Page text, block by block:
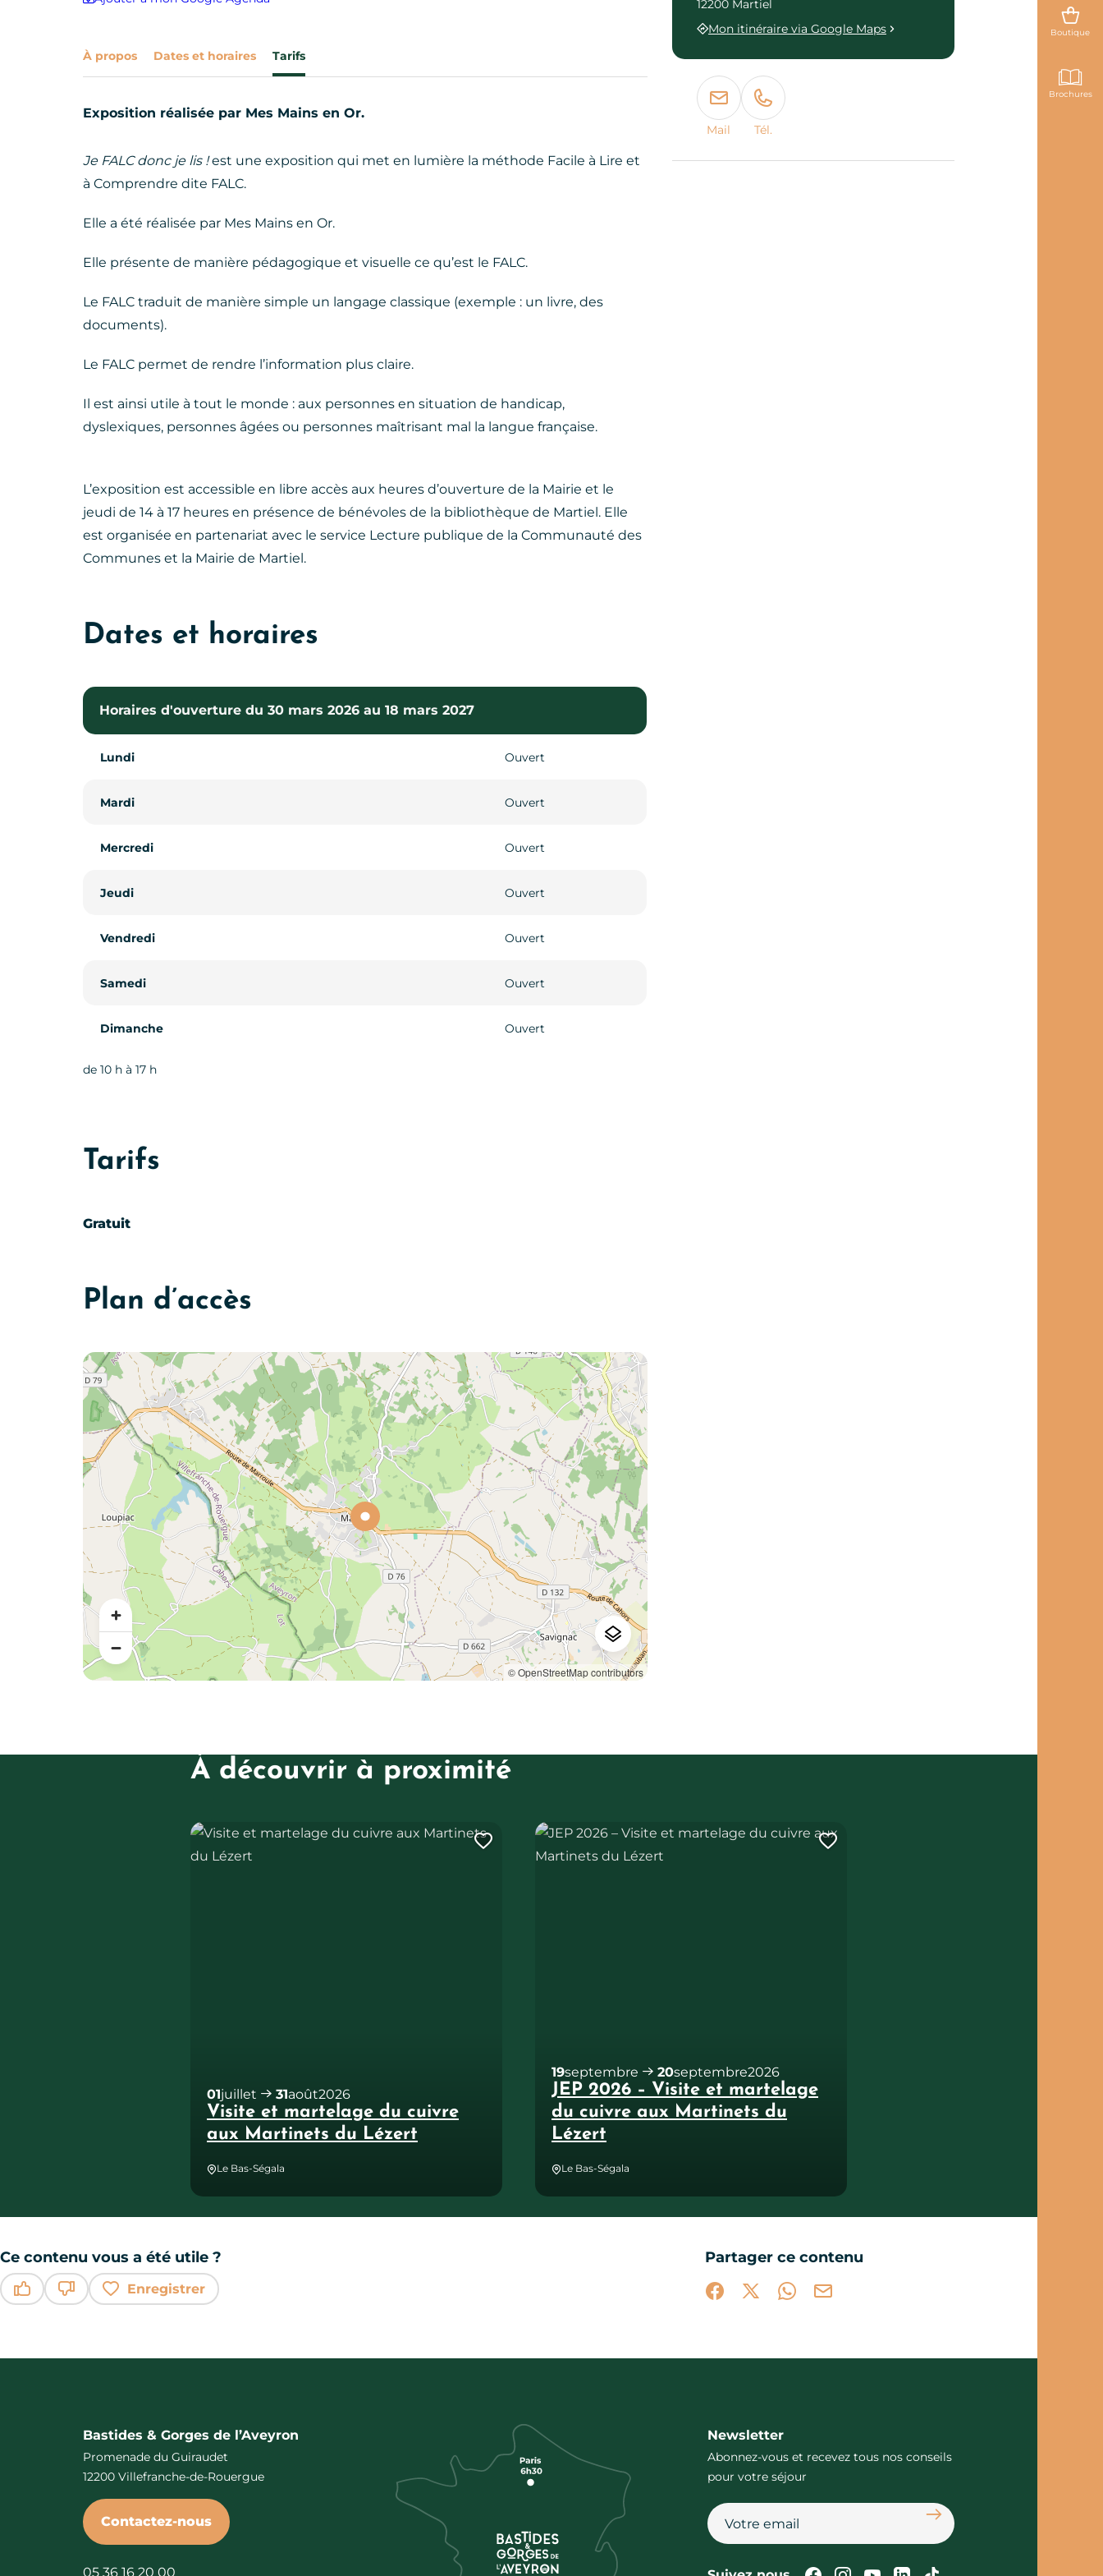
Boutique
Brochures
À propos Dates et horaires Tarifs
Exposition réalisée par Mes Mains en Or.
Je FALC donc je lis !est une exposition qui met en lumière la méthode Facile à Lire et
à Comprendre dite FALC.
Elle a été réalisée par Mes Mains en Or.
Elle présente de manière pédagogique et visuelle ce qu’est le FALC.
Le FALC traduit de manière simple un langage classique (exemple : un livre, des
documents).
Le FALC permet de rendre l’information plus claire.
Il est ainsi utile à tout le monde : aux personnes en situation de handicap,
dyslexiques, personnes âgées ou personnes maîtrisant mal la langue française.
L’exposition est accessible en libre accès aux heures d’ouverture de la Mairie et le
jeudi de 14 à 17 heures en présence de bénévoles de la bibliothèque de Martiel. Elle
est organisée en partenariat avec le service Lecture publique de la Communauté des
Communes et la Mairie de Martiel.
Dates et horaires
Horaires d'ouverture du 30 mars 2026 au 18 mars 2027
Lundi Ouvert
Mardi Ouvert
Mercredi Ouvert
Jeudi Ouvert
Vendredi Ouvert
Samedi Ouvert
Dimanche Ouvert
de 10 h à 17 h
Tarifs
Gratuit
Plan d’accès
© OpenStreetMap contributors
12200 Martiel
Mon itinéraire via Google Maps
Mail Tél.
À découvrir à proximité
Visite et martelage du cuivre
aux Martinets du Lézert
01juillet 31août2026
Le Bas-Ségala
Visite et martelage du cuivre aux Martinets du Lézert
Ajouter cette page au carnet de voyage ?
JEP 2026 – Visite et martelage
du cuivre aux Martinets du
Lézert
19septembre 20septembre2026
Le Bas-Ségala
JEP 2026 – Visite et martelage du cuivre aux Martinets du Lézert
Ajouter cette page au carnet
Ce contenu vous a été utile ?
Enregistrer
Partager ce contenu
Partager sur Facebook (nouvelle fenêtre)
Partager sur X / Twitter (nouvelle fenêtre)
Partager sur WhatsApp
Partager par mail
Bastides & Gorges de l’Aveyron
Promenade du Guiraudet
12200 Villefranche-de-Rouergue
Contactez-nous
05 36 16 20 00
Newsletter
Abonnez-vous et recevez tous nos conseils
pour votre séjour
S'abonner